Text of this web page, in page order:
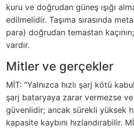
kuru ve doğrudan güneş ışığı
edilmelidir. Taşıma sırasında
para) doğrudan temastan
vardır.
Mitler ve gerçekler
MİT: “Yalnızca hızlı şarj kötü
şarj bataryaya zarar vermezse
güvenlidir; ancak sürekli yüksek
kapasite kaybını hızlandırabilir.